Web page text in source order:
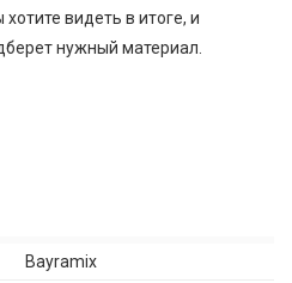
видеть в итоге, и
нужный материал.
Bayramix